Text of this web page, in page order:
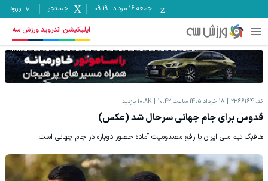
جمعه ۱۶ مرداد -
09:19 جستجو ورود
اپلیکیشن اندروید ورزش سه
کد: 2366164 18 خرداد 1405 ساعت 10:42 10.8K بازدید
قدوس برای جام جهانی سرحال شد (عکس)
هافبک تیم ملی ایران با رفع مصدومیت آماده حضور دوباره در جام جهانی است.